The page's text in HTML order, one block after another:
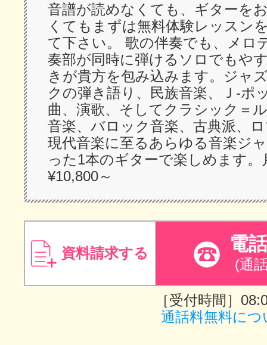
音譜が読めなくても、ギターを
くてもまずは無料体験レッスン
て下さい。 歌の伴奏でも、メロ
奏部が同時に弾けるソロでもや
きが貴方を包み込みます。ジャ
クの弾き語り、民族音楽、Ｊ-ポ
曲、演歌、そしてクラシック＝
音楽、バロック音楽、古典派、
現代音楽に至るあらゆる音楽ジ
った1本のギターで楽しめます。
¥10,800～
資料請求する 電
(通
［受付時間］
通話料無料につ